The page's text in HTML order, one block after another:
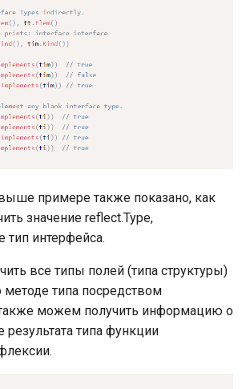
и
фазы
пакетов
импорта
примере также показано, как
значение reflect.Type,
интерфейса.
все типы полей (типа структуры)
типа посредством
можем получить информацию о
результата типа функции